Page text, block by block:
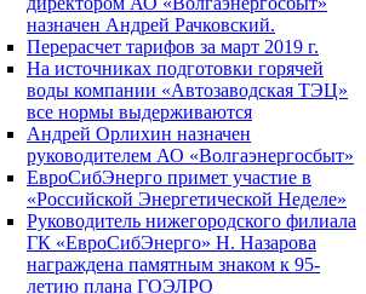
назначен Андрей Рачковский.
Перерасчет тарифов за март 2019 г.
На источниках подготовки горячей
воды компании «Автозаводская ТЭЦ»
все нормы выдерживаются
Андрей Орлихин назначен
руководителем АО «Волгаэнергосбыт»
ЕвроСибЭнерго примет участие в
«Российской Энергетической Неделе»
Руководитель нижегородского филиала
ГК «ЕвроСибЭнерго» Н. Назарова
награждена памятным знаком к 95-
летию плана ГОЭЛРО